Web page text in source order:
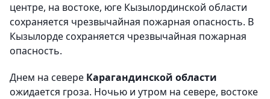
центре, на востоке, юге Кызылординской области
сохраняется чрезвычайная пожарная опасность. В
Кызылорде сохраняется чрезвычайная пожарная
опасность.
Днем на севере Карагандинской области
ожидается гроза. Ночью и утром на севере, востоке